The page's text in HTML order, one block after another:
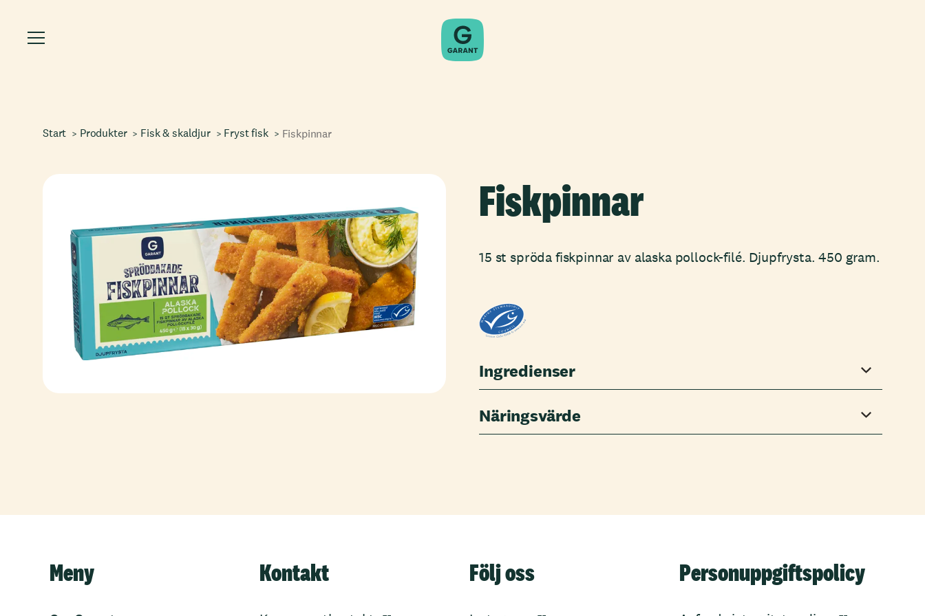
Start Produkter Fisk & skaldjur Fryst fisk Fiskpinnar
Fiskpinnar
15 st spröda fiskpinnar av alaska pollock-filé. Djupfrysta. 450 gram.
Ingredienser
Näringsvärde
Meny Kontakt Följ oss Personuppgiftspolicy